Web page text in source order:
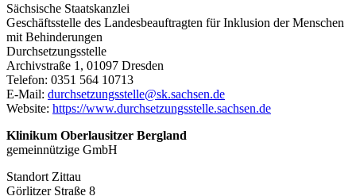
Sächsische Staatskanzlei
Geschäftsstelle des Landesbeauftragten für Inklusion der Menschen
mit Behinderungen
Durchsetzungsstelle
Archivstraße 1, 01097 Dresden
Telefon: 0351 564 10713
E-Mail: durchsetzungsstelle@sk.sachsen.de
Website: https://www.durchsetzungsstelle.sachsen.de
Klinikum Oberlausitzer Bergland
gemeinnützige GmbH
Standort Zittau
Görlitzer Straße 8